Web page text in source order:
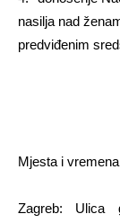
nasilja nad
predviđenim
Mjesta i
Zagreb: Ulica